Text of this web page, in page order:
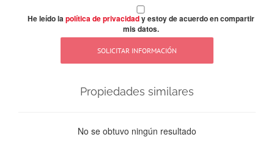
He leído lapolítica de privacidady estoy de acuerdo en compartir
mis datos.
Propiedades similares
No se obtuvo ningún resultado